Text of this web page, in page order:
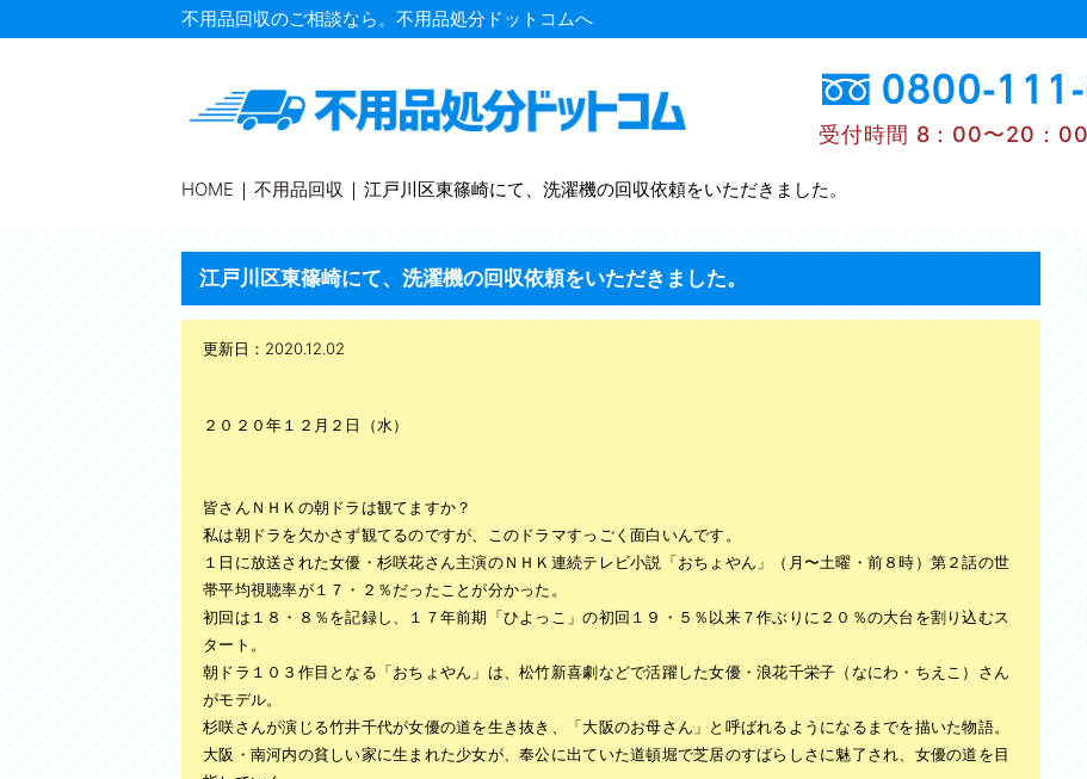
不用品回収のご相談なら。不用品処分ドットコムへ
受付時間 8：00〜20：
HOME 不用品回収 江戸川区東篠崎にて、洗濯機の回収依頼をいただきました。
江戸川区東篠崎にて、洗濯機の回収依頼をいただきました。
更新日：2020.12.02
２０２０年１２月２日（水）
皆さんＮＨＫの朝ドラは観てますか？
私は朝ドラを欠かさず観てるのですが、このドラマすっごく面白いんです。
１日に放送された女優・杉咲花さん主演のＮＨＫ連続テレビ小説「おちょやん」（月〜土曜・前８時）第２話の世
帯平均視聴率が１７・２％だったことが分かった。
初回は１８・８％を記録し、１７年前期「ひよっこ」の初回１９・５％以来７作ぶりに２０％の大台を割り込むス
タート。
朝ドラ１０３作目となる「おちょやん」は、松竹新喜劇などで活躍した女優・浪花千栄子（なにわ・ちえこ）さん
がモデル。
杉咲さんが演じる竹井千代が女優の道を生き抜き、「大阪のお母さん」と呼ばれるようになるまでを描いた物語。
大阪・南河内の貧しい家に生まれた少女が、奉公に出ていた道頓堀で芝居のすばらしさに魅了され、女優の道を目